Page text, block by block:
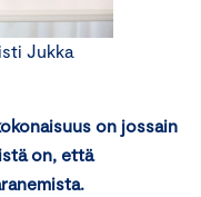
Jukka
on jossain
on, että